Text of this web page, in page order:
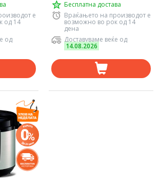
е
од 14
од
Бесплатна достава
Враќањето на производот е
возможно во рок од 14
дена
Доставуваме веќе од
14.08.2026